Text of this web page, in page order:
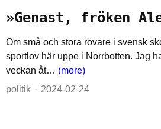
»Genast, fröken
Om små och stora rövare i svensk
sportlov här uppe i Norrbotten. Jag
veckan åt… (more)
politik
2024-02-24